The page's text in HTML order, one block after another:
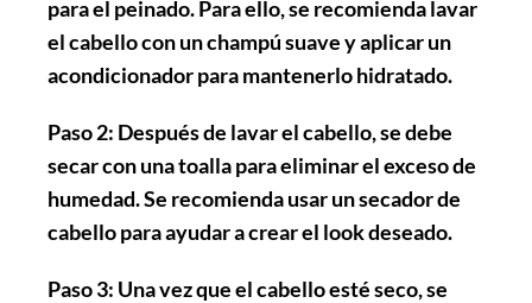
para el peinado. Para ello, se recomienda lavar
el cabello con un champú suave y aplicar un
acondicionador para mantenerlo hidratado.
Paso 2: Después de lavar el cabello, se debe
secar con una toalla para eliminar el exceso de
humedad. Se recomienda usar un secador de
cabello para ayudar a crear el look deseado.
Paso 3: Una vez que el cabello esté seco, se